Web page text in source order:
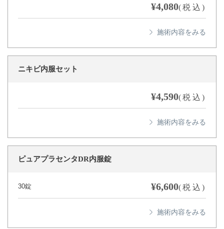
¥4,080(税込)
ニキビ内服セット
¥4,590(税込)
ピュアプラセンタDR内服錠
30錠 ¥6,600(税込)